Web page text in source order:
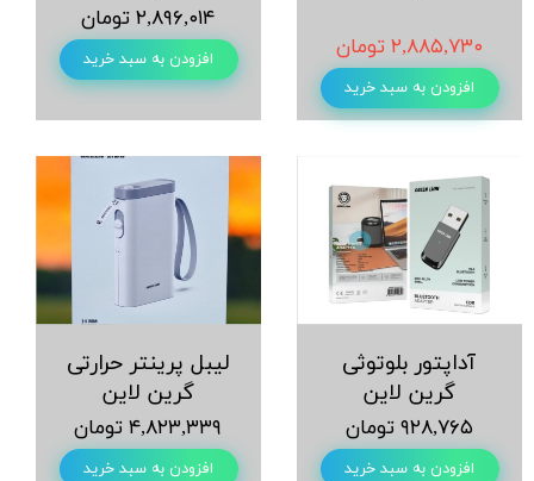
۲,۸۸۵,۷۳۰ تومان
افزودن به سبد خرید
۲,۸۹۶,۰۱۴ تومان
افزودن به سبد خرید
آداپتور بلوتوثی
گرین لاین
۹۲۸,۷۶۵ تومان
افزودن به سبد خرید
لیبل پرینتر حرارتی
گرین لاین
۴,۸۲۳,۳۳۹ تومان
افزودن به سبد خرید